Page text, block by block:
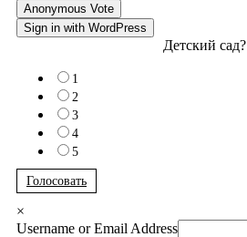
Anonymous Vote
Sign in with WordPress
Детский сад?
1
2
3
4
5
Голосовать
×
Username or Email Address